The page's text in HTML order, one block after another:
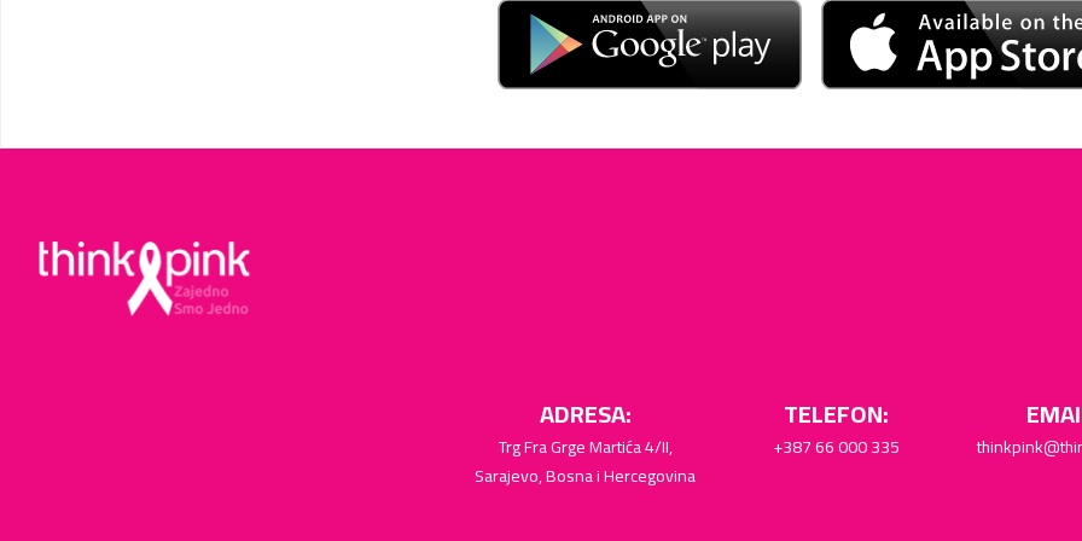
ADRESA:
Trg Fra Grge Martića 4/II,
Sarajevo, Bosna i Hercegovina
TELEFON:
+387 66 000 335